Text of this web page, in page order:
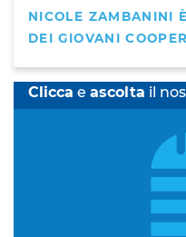
NICOLE ZAMBANINI
DEI GIOVANI
Clicca e ascolta il